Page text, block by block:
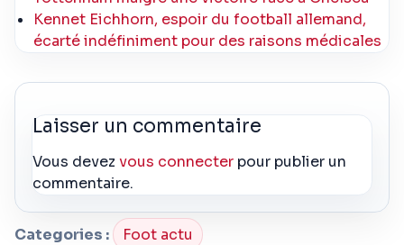
Kennet Eichhorn, espoir du football allemand,
écarté indéfiniment pour des raisons médicales
Laisser un commentaire
Vous devezvous connecter pour publier un
commentaire.
Categories : Foot actu